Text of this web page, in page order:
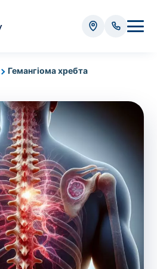
Гемангіома хребта
крові - 50 грн
(крім крові) - від
0 грн
на дослідження не
становлять мазки та